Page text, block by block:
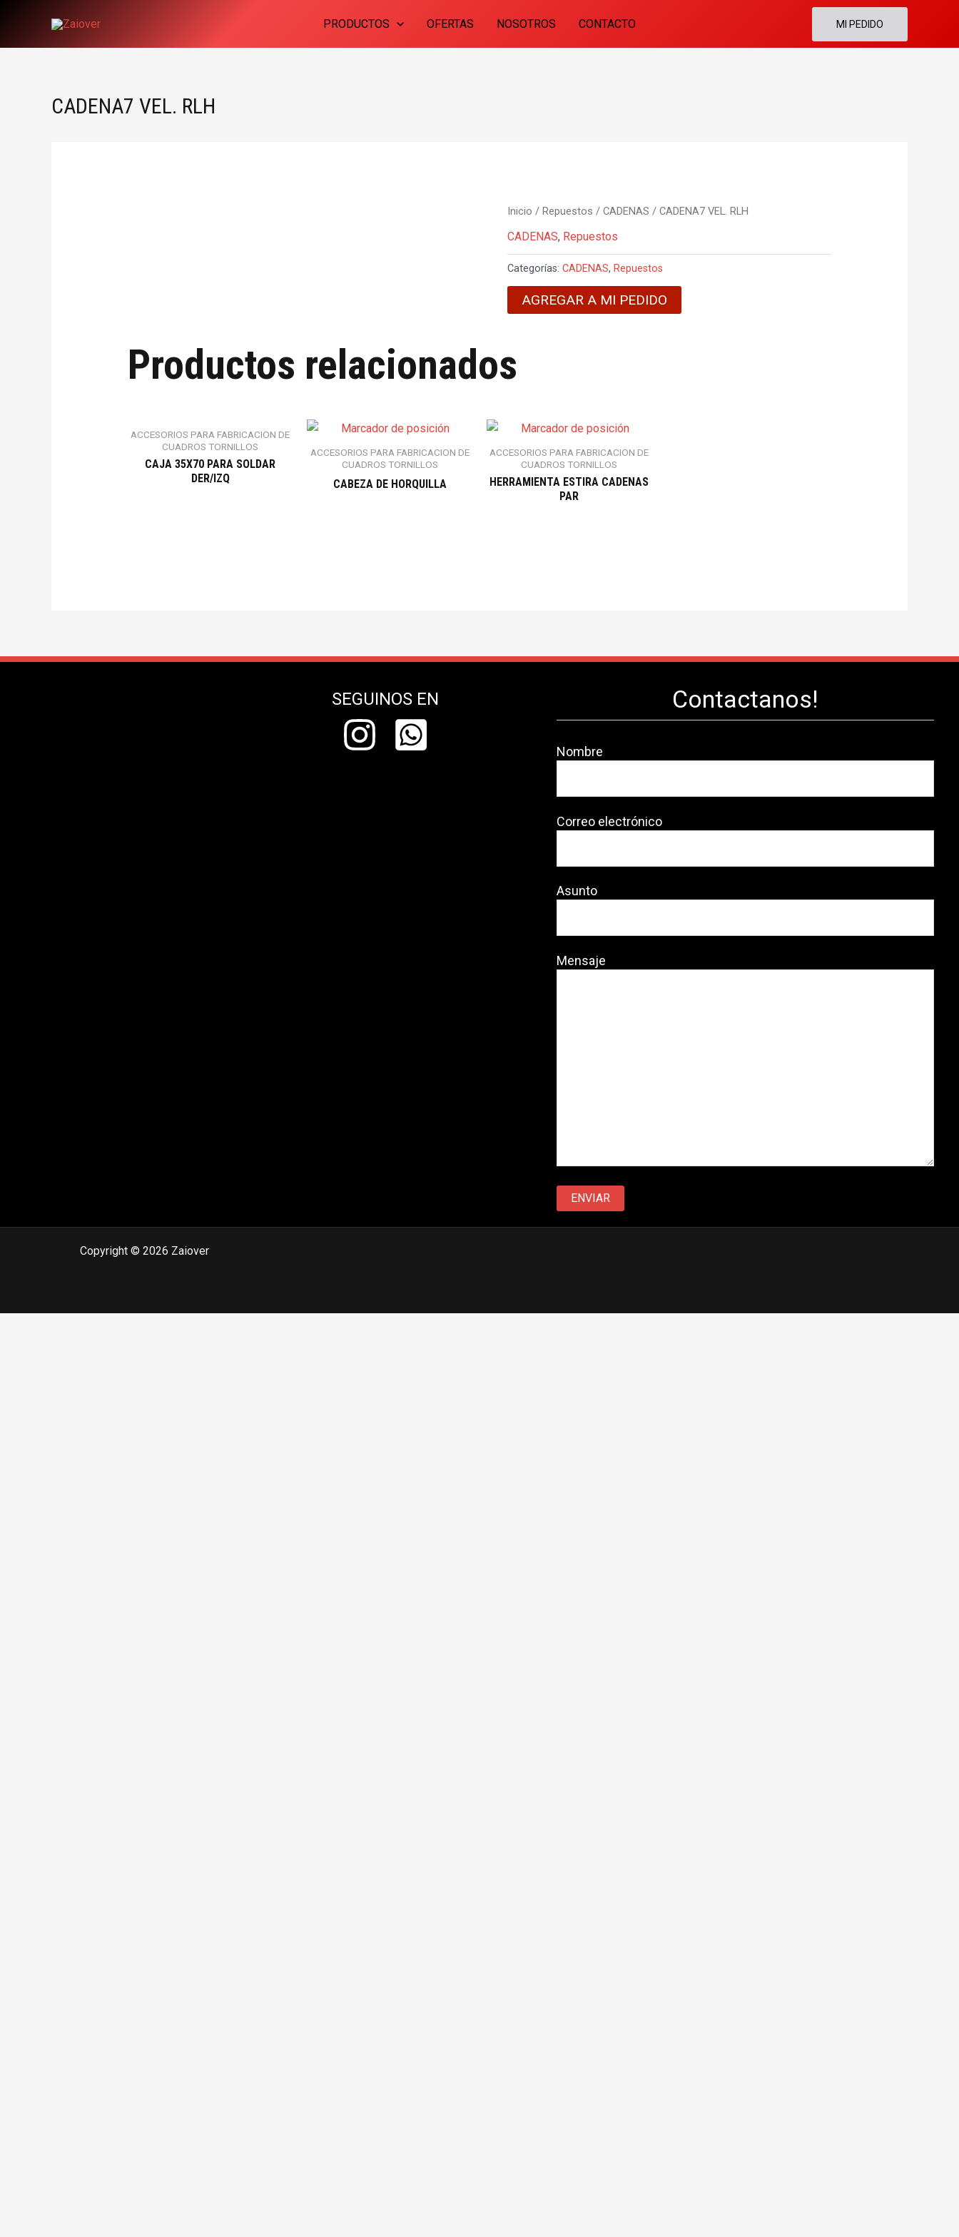
PRODUCTOS OFERTAS NOSOTROS CONTACTO MI PEDIDO
CADENA7 VEL. RLH
Inicio / Repuestos /CADENAS / CADENA7 VEL. RLH
CADENAS, Repuestos
Categorías:CADENAS, Repuestos
AGREGAR A MI PEDIDO
Productos relacionados
ACCESORIOS PARA FABRICACION DE
CUADROS TORNILLOS
CAJA 35X70 PARA SOLDAR
DER/IZQ
ACCESORIOS PARA FABRICACION DE
CUADROS TORNILLOS
CABEZA DE HORQUILLA
ACCESORIOS PARA FABRICACION DE
CUADROS TORNILLOS
HERRAMIENTA ESTIRA CADENAS
PAR
SEGUINOS EN Contactanos!
Nombre
Correo electrónico
Asunto
Mensaje
Copyright © 2026 Zaiover